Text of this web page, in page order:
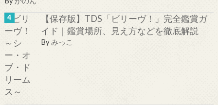
【保存版】TDS「ビリーヴ！」完全鑑賞ガ
イド｜鑑賞場所、見え方などを徹底解説
Byみっこ